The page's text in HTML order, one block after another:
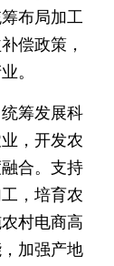
布局加工
偿政策，
。
筹发展科
，开发农
合。支持
，培育农
村电商高
加强产地